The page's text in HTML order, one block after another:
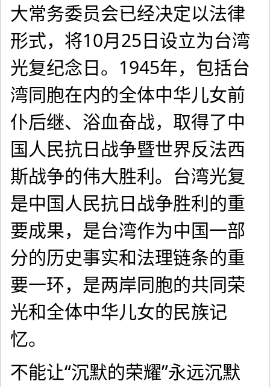
大常务委员会已经决定以法律
形式，将10月25日设立为台湾
光复纪念日。1945年，包括台
湾同胞在内的全体中华儿女前
仆后继、浴血奋战，取得了中
国人民抗日战争暨世界反法西
斯战争的伟大胜利。台湾光复
是中国人民抗日战争胜利的重
要成果，是台湾作为中国一部
分的历史事实和法理链条的重
要一环，是两岸同胞的共同荣
光和全体中华儿女的民族记
忆。
不能让“沉默的荣耀”永远沉默